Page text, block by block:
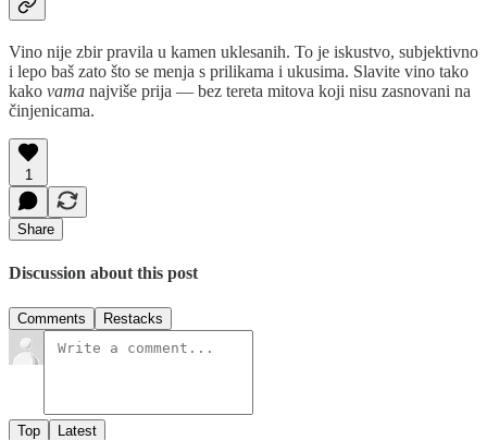
Vino nije zbir pravila u kamen uklesanih. To je iskustvo, subjektivno
i lepo baš zato što se menja s prilikama i ukusima. Slavite vino tako
kako vama najviše prija — bez tereta mitova koji nisu zasnovani na
činjenicama.
1
Share
Discussion about this post
Comments Restacks
Top Latest